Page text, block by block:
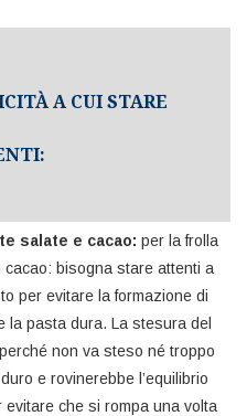
A CUI STARE
salate e cacao: per la frolla
bisogna stare attenti a
per evitare la formazione di
la pasta dura. La stesura del
non va steso né troppo
e rovinerebbe l’equilibrio
che si rompa una volta